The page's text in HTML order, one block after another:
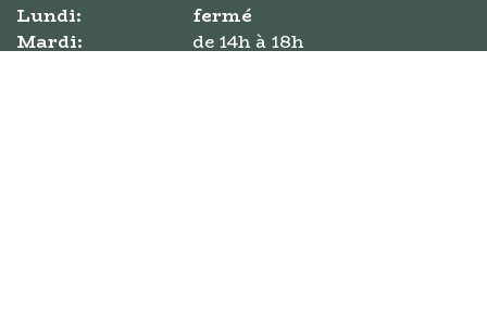
Lundi:
fermé
Mardi:
​de ​14h à 18h